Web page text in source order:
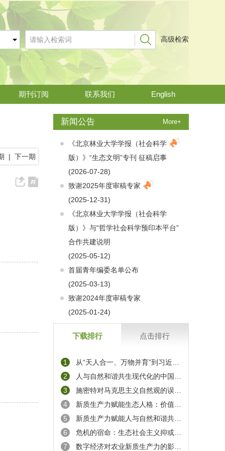
高级检索
期刊订阅 联系我们 English
| 下一期
新闻公告 More+
《北京林业大学学报（社会科学
版）》“生态文明”专刊 征稿启事
(2026-07-28)
致谢2025年度审稿专家
(2025-12-31)
《北京林业大学学报（社会科学
版）》与“哲学社会科学预印本平台”
合作共建说明
(2025-05-12)
首届青年编委名单公布
(2025-03-13)
致谢2024年度审稿专家
(2025-01-24)
下载排行 点击排行
1
从“天人合一、万物并育”到习近平生态文明思想
2
人与自然和谐共生现代化的中国实践
3
施密特对马克思主义自然观的误读与辨正
4
新质生产力赋能生态人格：价值意蕴、契合机理及互动范式
5
新质生产力赋能人与自然和谐共生的现代化探赜
6
危机的宿命：生态社会主义抑或“去增长共产主义”？
7
数字经济对农业新质生产力的影响机制研究